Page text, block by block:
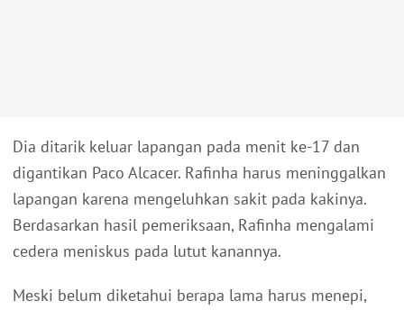
Dia ditarik keluar lapangan pada menit ke-17 dan
digantikan Paco Alcacer. Rafinha harus meninggalkan
lapangan karena mengeluhkan sakit pada kakinya.
Berdasarkan hasil pemeriksaan, Rafinha mengalami
cedera meniskus pada lutut kanannya.
Meski belum diketahui berapa lama harus menepi,